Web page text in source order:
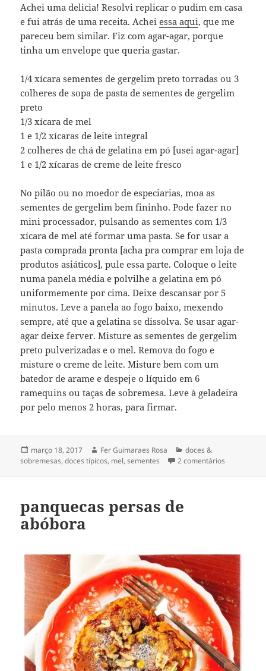
Achei uma delicia! Resolvi replicar o pudim em casa
e fui atrás de uma receita. Acheiessa aqui, que me
pareceu bem similar. Fiz com agar-agar, porque
tinha um envelope que queria gastar.
1/4 xícara sementes de gergelim preto torradas ou 3
colheres de sopa de pasta de sementes de gergelim
preto
1/3 xícara de mel
1 e 1/2 xícaras de leite integral
2 colheres de chá de gelatina em pó [usei agar-agar]
1 e 1/2 xícaras de creme de leite fresco
No pilão ou no moedor de especiarias, moa as
sementes de gergelim bem fininho. Pode fazer no
mini processador, pulsando as sementes com 1/3
xícara de mel até formar uma pasta. Se for usar a
pasta comprada pronta [acha pra comprar em loja de
produtos asiáticos], pule essa parte. Coloque o leite
numa panela média e polvilhe a gelatina em pó
uniformemente por cima. Deixe descansar por 5
minutos. Leve a panela ao fogo baixo, mexendo
sempre, até que a gelatina se dissolva. Se usar agar-
agar deixe ferver. Misture as sementes de gergelim
preto pulverizadas e o mel. Remova do fogo e
misture o creme de leite. Misture bem com um
batedor de arame e despeje o líquido em 6
ramequins ou taças de sobremesa. Leve à geladeira
por pelo menos 2 horas, para firmar.
Publicado
em
março 18, 2017 Autor
Fer Guimaraes Rosa Categorias
doces &
sobremesas,doces típicos, mel,sementes 2 comentários
panquecas persas de
abóbora